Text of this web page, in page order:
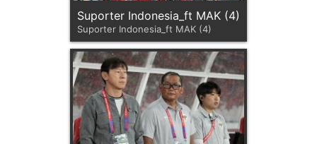
Suporter Indonesia_ft MAK (4)
Suporter Indonesia_ft MAK (4)